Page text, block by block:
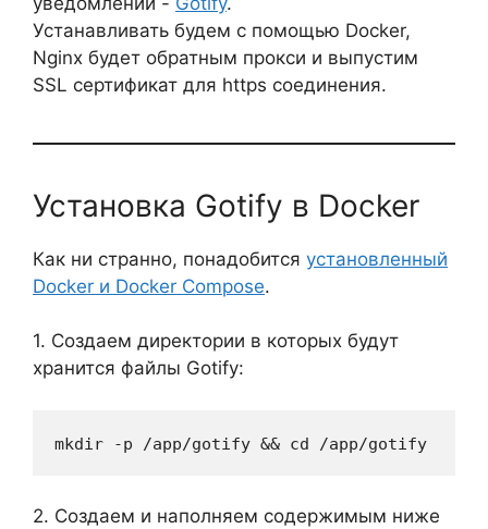
Устанавливать будем с помощью Docker,
Nginx будет обратным прокси и выпустим
SSL сертификат для https соединения.
Установка Gotify в Docker
Как ни странно, понадобится установленный
Docker и Docker Compose.
1. Создаем директории в которых будут
хранится файлы Gotify:
mkdir -p /app/gotify && cd /app/gotify
2. Создаем и наполняем содержимым ниже